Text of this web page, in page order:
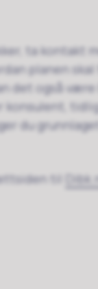
ta kontakt
planen
det også være
du
til